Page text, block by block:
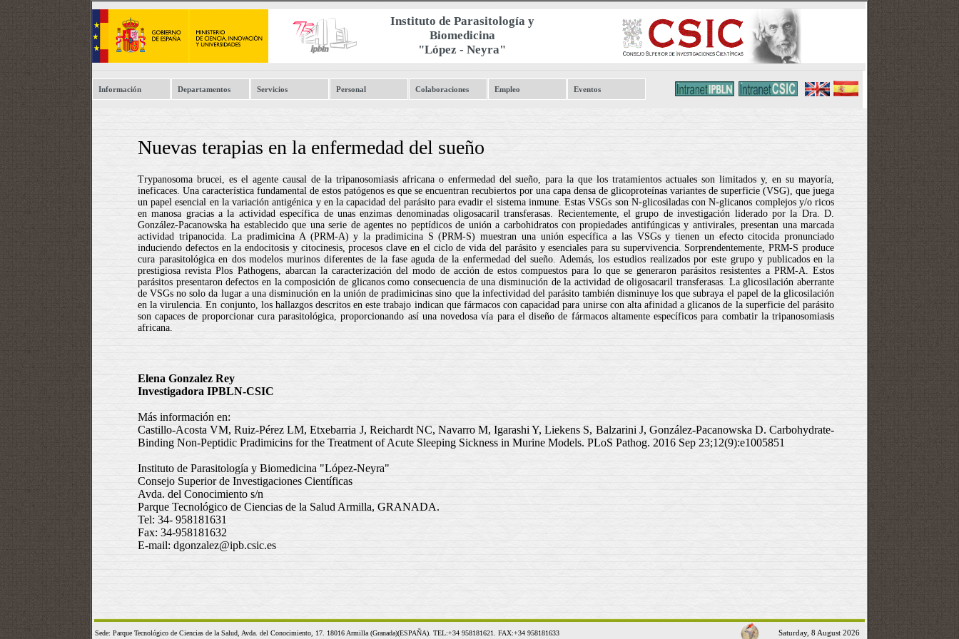
Instituto de Parasitología y
Biomedicina
"López - Neyra"
Información Departamentos Servicios Personal Colaboraciones Empleo Eventos
Nuevas terapias en la enfermedad del sueño
Trypanosoma brucei, es el agente causal de la tripanosomiasis africana o enfermedad del sueño, para la que los tratamientos actuales son limitados y, en su mayoría,
ineficaces. Una característica fundamental de estos patógenos es que se encuentran recubiertos por una capa densa de glicoproteínas variantes de superficie (VSG), que juega
un papel esencial en la variación antigénica y en la capacidad del parásito para evadir el sistema inmune. Estas VSGs son N-glicosiladas con N-glicanos complejos y/o ricos
en manosa gracias a la actividad específica de unas enzimas denominadas oligosacaril transferasas. Recientemente, el grupo de investigación liderado por la Dra. D.
González-Pacanowska ha establecido que una serie de agentes no peptídicos de unión a carbohidratos con propiedades antifúngicas y antivirales, presentan una marcada
actividad tripanocida. La pradimicina A (PRM-A) y la pradimicina S (PRM-S) muestran una unión específica a las VSGs y tienen un efecto citocida pronunciado
induciendo defectos en la endocitosis y citocinesis, procesos clave en el ciclo de vida del parásito y esenciales para su supervivencia. Sorprendentemente, PRM-S produce
cura parasitológica en dos modelos murinos diferentes de la fase aguda de la enfermedad del sueño. Además, los estudios realizados por este grupo y publicados en la
prestigiosa revista Plos Pathogens, abarcan la caracterización del modo de acción de estos compuestos para lo que se generaron parásitos resistentes a PRM-A. Estos
parásitos presentaron defectos en la composición de glicanos como consecuencia de una disminución de la actividad de oligosacaril transferasas. La glicosilación aberrante
de VSGs no solo da lugar a una disminución en la unión de pradimicinas sino que la infectividad del parásito también disminuye los que subraya el papel de la glicosilación
en la virulencia. En conjunto, los hallazgos descritos en este trabajo indican que fármacos con capacidad para unirse con alta afinidad a glicanos de la superficie del parásito
son capaces de proporcionar cura parasitológica, proporcionando así una novedosa vía para el diseño de fármacos altamente específicos para combatir la tripanosomiasis
africana.
Elena Gonzalez Rey
Investigadora IPBLN-CSIC
Más información en:
Castillo-Acosta VM, Ruiz-Pérez LM, Etxebarria J, Reichardt NC, Navarro M, Igarashi Y, Liekens S, Balzarini J, González-Pacanowska D. Carbohydrate-
Binding Non-Peptidic Pradimicins for the Treatment of Acute Sleeping Sickness in Murine Models. PLoS Pathog. 2016 Sep 23;12(9):e1005851
Instituto de Parasitología y Biomedicina "López-Neyra"
Consejo Superior de Investigaciones Científicas
Avda. del Conocimiento s/n
Parque Tecnológico de Ciencias de la Salud Armilla, GRANADA.
Tel: 34- 958181631
Fax: 34-958181632
E-mail: dgonzalez@ipb.csic.es
Sede: Parque Tecnológico de Ciencias de la Salud, Avda. del Conocimiento, 17. 18016 Armilla (Granada)(ESPAÑA). TEL:+34 958181621. FAX:+34 958181633 Saturday, 8 August 2026